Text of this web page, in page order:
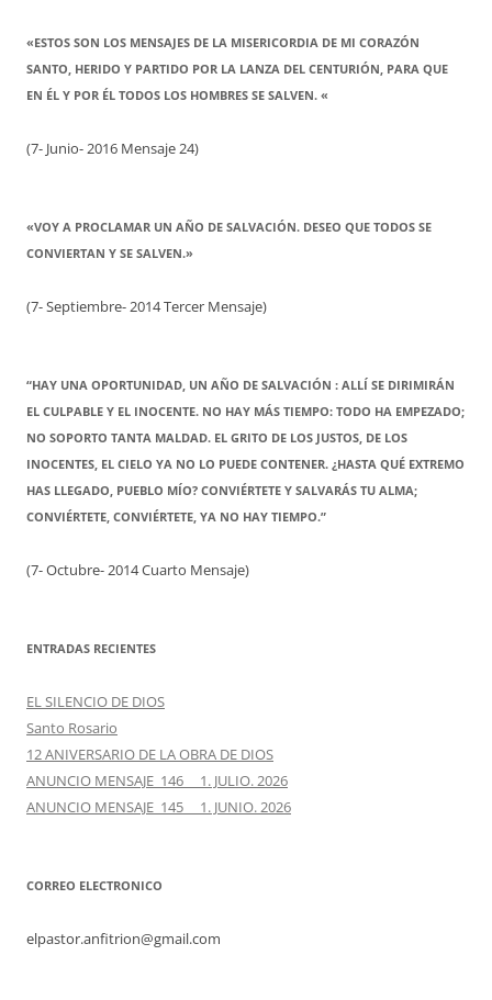
«ESTOS SON LOS MENSAJES DE LA MISERICORDIA DE MI CORAZÓN
SANTO, HERIDO Y PARTIDO POR LA LANZA DEL CENTURIÓN, PARA QUE
EN ÉL Y POR ÉL TODOS LOS HOMBRES SE SALVEN. «
(7- Junio- 2016 Mensaje 24)
«VOY A PROCLAMAR UN AÑO DE SALVACIÓN. DESEO QUE TODOS SE
CONVIERTAN Y SE SALVEN.»
(7- Septiembre- 2014 Tercer Mensaje)
“HAY UNA OPORTUNIDAD, UN AÑO DE SALVACIÓN : ALLÍ SE DIRIMIRÁN
EL CULPABLE Y EL INOCENTE. NO HAY MÁS TIEMPO: TODO HA EMPEZADO;
NO SOPORTO TANTA MALDAD. EL GRITO DE LOS JUSTOS, DE LOS
INOCENTES, EL CIELO YA NO LO PUEDE CONTENER. ¿HASTA QUÉ EXTREMO
HAS LLEGADO, PUEBLO MÍO? CONVIÉRTETE Y SALVARÁS TU ALMA;
CONVIÉRTETE, CONVIÉRTETE, YA NO HAY TIEMPO.”
(7- Octubre- 2014 Cuarto Mensaje)
ENTRADAS RECIENTES
EL SILENCIO DE DIOS
Santo Rosario
12 ANIVERSARIO DE LA OBRA DE DIOS
ANUNCIO MENSAJE 146 1. JULIO. 2026
ANUNCIO MENSAJE 145 1. JUNIO. 2026
CORREO ELECTRONICO
elpastor.anfitrion@gmail.com